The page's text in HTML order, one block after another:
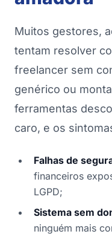
Muitos gestores,
tentam resolver
freelancer sem
genérico ou
ferramentas
caro, e os
Falhas de
financeiros
LGPD;
Sistema sem
ninguém mais